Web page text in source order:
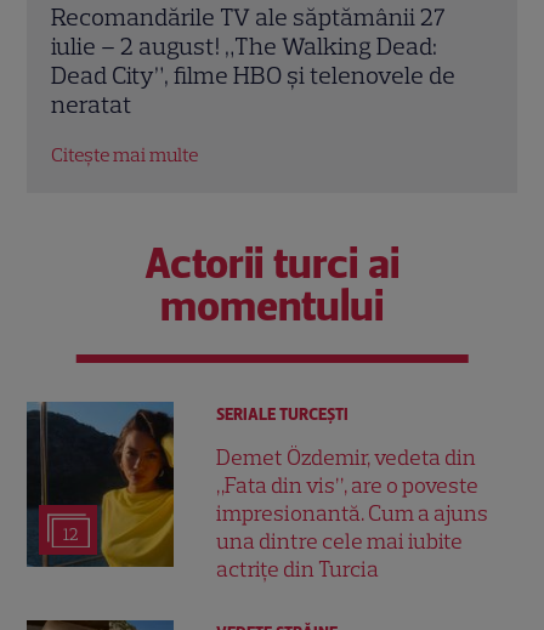
Recomandările TV ale săptămânii 27
iulie – 2 august! „The Walking Dead:
Dead City”, filme HBO și telenovele de
neratat
Citește mai multe
intră în
Actorii turci ai
momentului
12
SERIALE TURCEŞTI
Demet Özdemir, vedeta din
„Fata din vis”, are o poveste
impresionantă. Cum a ajuns
una dintre cele mai iubite
actrițe din Turcia